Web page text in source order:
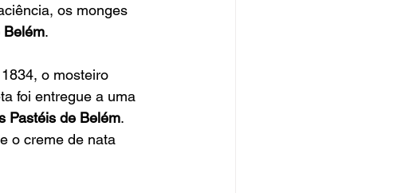
os monges
Belém.
o mosteiro
foi entregue a uma
Pastéis de Belém.
o creme de nata